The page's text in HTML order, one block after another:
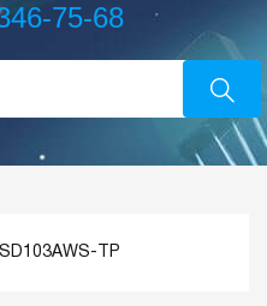
75-68
SD103AWS-TP